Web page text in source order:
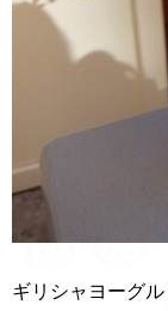
ギリシャヨーグ